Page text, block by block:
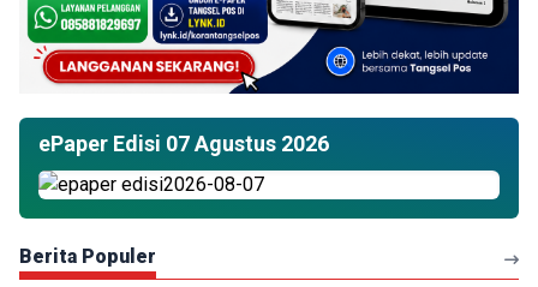
ePaper Edisi 07 Agustus 2026
Berita Populer